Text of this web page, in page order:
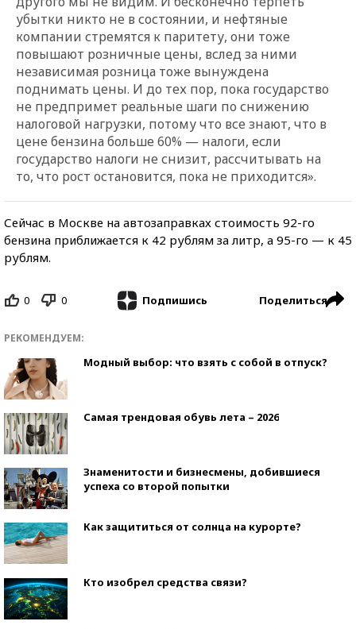
убытки никто не в состоянии, и нефтяные
компании стремятся к паритету, они тоже
повышают розничные цены, вслед за ними
независимая розница тоже вынуждена
поднимать цены. И до тех пор, пока государство
не предпримет реальные шаги по снижению
налоговой нагрузки, потому что все знают, что в
цене бензина больше 60% — налоги, если
государство налоги не снизит, рассчитывать на
то, что рост остановится, пока не приходится».
Сейчас в Москве на автозаправках стоимость 92-го
бензина приближается к 42 рублям за литр, а 95-го — к 45
рублям.
0 0 Подпишись Поделиться
РЕКОМЕНДУЕМ:
Модный выбор: что взять с собой в отпуск?
Самая трендовая обувь лета – 2026
Знаменитости и бизнесмены, добившиеся
успеха со второй попытки
Как защититься от солнца на курорте?
Кто изобрел средства связи?